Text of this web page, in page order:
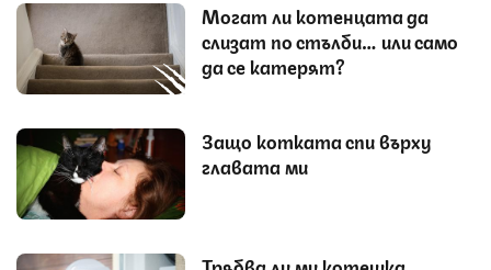
Могат ли котенцата да
слизат по стълби… или само
да се катерят?
Защо котката спи върху
главата ми